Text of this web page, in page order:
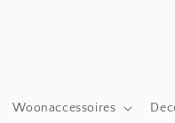
Woonaccessoires